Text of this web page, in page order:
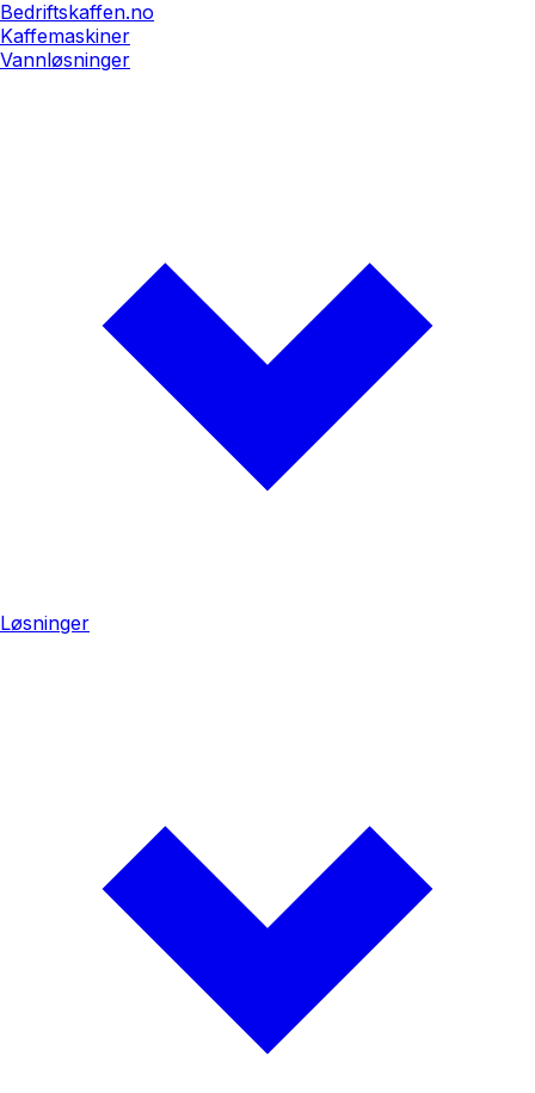
Bedriftskaffen.no
Kaffemaskiner
Vannløsninger
Løsninger